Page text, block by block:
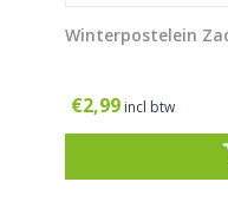
Winterpostelein
€2,99 incl btw